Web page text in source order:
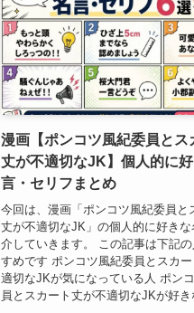
漫画【ポンコツ風紀委員とス
丈が不適切なJK】個人的に
言・セリフまとめ
今回は、漫画「ポンコツ風紀委員と
丈が不適切なJK」の個人的に好きな
介していきます。 この記事は下記
すめです ポンコツ風紀委員とスカ
適切なJKが気になっている人 ポン
員とスカート丈が不適切なJKが好き